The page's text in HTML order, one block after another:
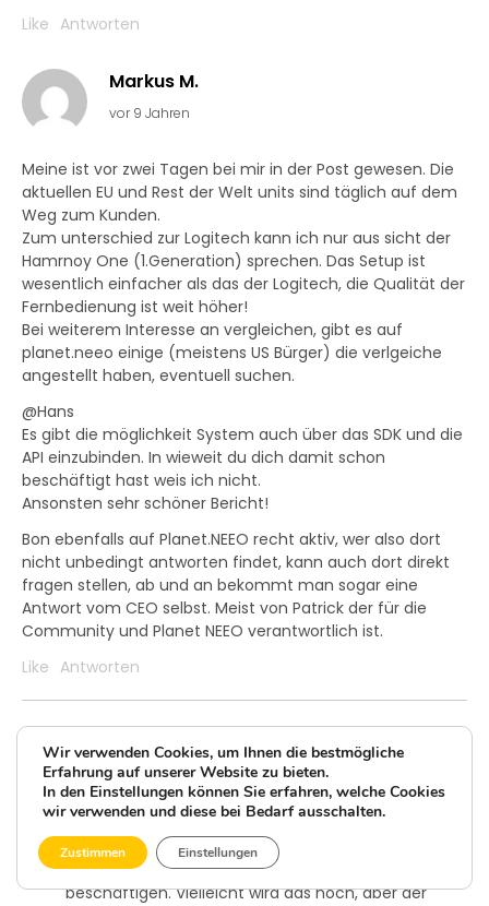
Like Antworten
Markus M.
vor 9 Jahren
Meine ist vor zwei Tagen bei mir in der Post gewesen. Die
aktuellen EU und Rest der Welt units sind täglich auf dem
Weg zum Kunden.
Zum unterschied zur Logitech kann ich nur aus sicht der
Hamrnoy One (1.Generation) sprechen. Das Setup ist
wesentlich einfacher als das der Logitech, die Qualität der
Fernbedienung ist weit höher!
Bei weiterem Interesse an vergleichen, gibt es auf
planet.neeo einige (meistens US Bürger) die verlgeiche
angestellt haben, eventuell suchen.
@Hans
Es gibt die möglichkeit System auch über das SDK und die
API einzubinden. In wieweit du dich damit schon
beschäftigt hast weis ich nicht.
Ansonsten sehr schöner Bericht!
Bon ebenfalls auf Planet.NEEO recht aktiv, wer also dort
nicht unbedingt antworten findet, kann auch dort direkt
fragen stellen, ab und an bekommt man sogar eine
Antwort vom CEO selbst. Meist von Patrick der für die
Community und Planet NEEO verantwortlich ist.
Like Antworten
Hans
vor 9 Jahren
Hi Markus,
ich kam (noch) nicht dazu mich mit der API zu
beschäftigen. Vielleicht wird das noch, aber der
Wir verwenden Cookies, um Ihnen die bestmögliche
Erfahrung auf unserer Website zu bieten.
In den Einstellungen können Sie erfahren, welche Cookies
wir verwenden und diese bei Bedarf ausschalten.
Zustimmen Einstellungen